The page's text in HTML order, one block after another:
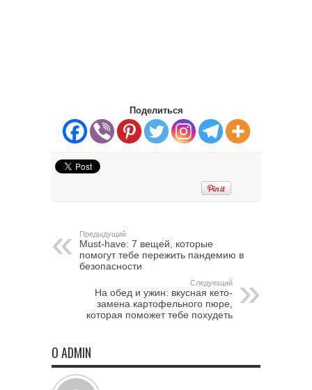
Поделиться
Предыдущий
Must-have: 7 вещей, которые
помогут тебе пережить пандемию в
безопасности
Следующий
На обед и ужин: вкусная кето-
замена картофельного пюре,
которая поможет тебе похудеть
О ADMIN